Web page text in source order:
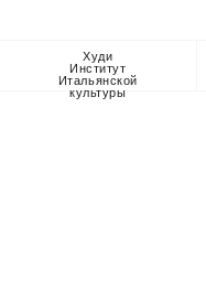
Худи
Институт
Итальянской
культуры